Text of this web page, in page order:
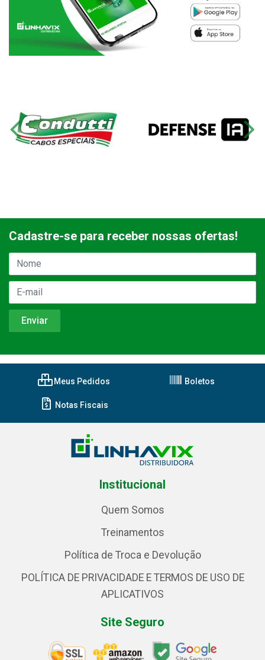
Cadastre-se para receber nossas ofertas!
Meus Pedidos Boletos
Notas Fiscais
Institucional
Quem Somos
Treinamentos
Política de Troca e Devolução
POLÍTICA DE PRIVACIDADE E TERMOS DE USO DE
APLICATIVOS
Site Seguro